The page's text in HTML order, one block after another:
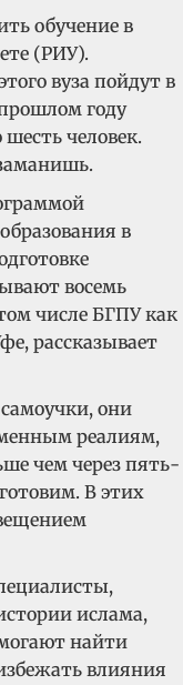
обучение в
(РИУ).
вуза пойдут в
году
человек.
в
восемь
числе БГПУ как
рассказывает
они
реалиям,
чем через пять-
В этих
ислама,
найти
влияния